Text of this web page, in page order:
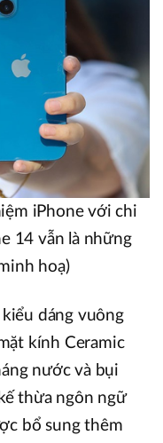
iPhone với chi
14 vẫn là những
hoạ)
dáng vuông
kính Ceramic
nước và bụi
thừa ngôn ngữ
bổ sung thêm